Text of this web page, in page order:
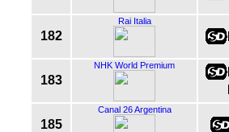
182
Rai Italia
183
NHK World Premium
185
Canal 26 Argentina